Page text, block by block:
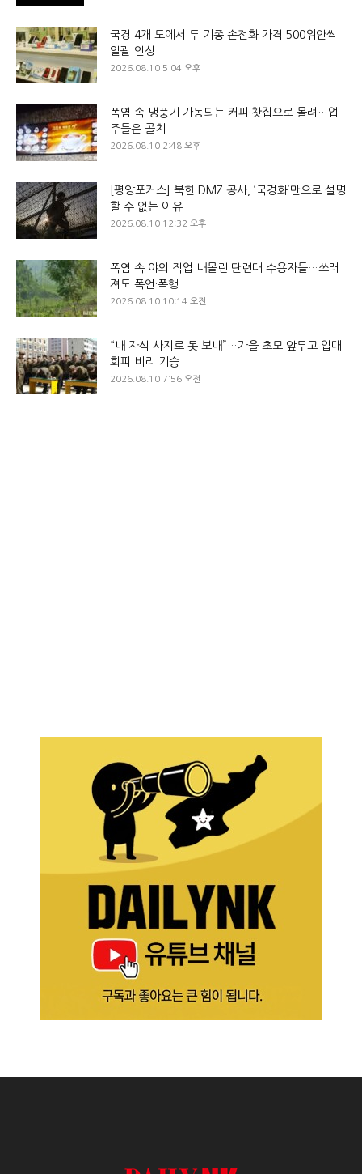
국경 4개 도에서 두 기종 손전화 가격 500위안씩
일괄 인상
2026.08.10 5:04 오후
폭염 속 냉풍기 가동되는 커피·찻집으로 몰려…업
주들은 골치
2026.08.10 2:48 오후
[평양포커스] 북한 DMZ 공사, ‘국경화’만으로 설명
할 수 없는 이유
2026.08.10 12:32 오후
폭염 속 야외 작업 내몰린 단련대 수용자들…쓰러
져도 폭언·폭행
2026.08.10 10:14 오전
“내 자식 사지로 못 보내”…가을 초모 앞두고 입대
회피 비리 기승
2026.08.10 7:56 오전